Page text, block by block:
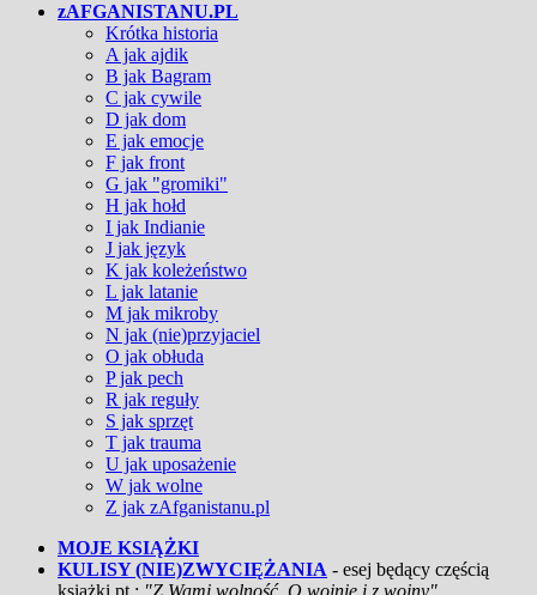
zAFGANISTANU.PL
Krótka historia
A jak ajdik
B jak Bagram
C jak cywile
D jak dom
E jak emocje
F jak front
G jak "gromiki"
H jak hołd
I jak Indianie
J jak język
K jak koleżeństwo
L jak latanie
M jak mikroby
N jak (nie)przyjaciel
O jak obłuda
P jak pech
R jak reguły
S jak sprzęt
T jak trauma
U jak uposażenie
W jak wolne
Z jak zAfganistanu.pl
MOJE KSIĄŻKI
KULISY (NIE)ZWYCIĘŻANIA - esej będący częścią
książki pt.: "Z Wami wolność. O wojnie i z wojny"